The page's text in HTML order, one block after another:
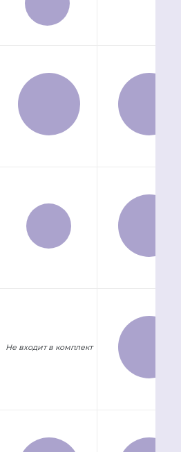
Не входит в комплект